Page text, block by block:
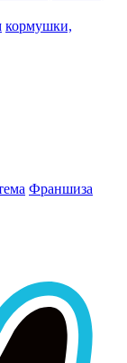
кормушки,
Франшиза